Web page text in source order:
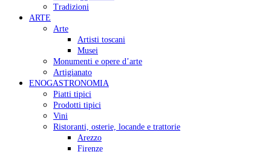
Tradizioni
ARTE
Arte
Artisti toscani
Musei
Monumenti e opere d’arte
Artigianato
ENOGASTRONOMIA
Piatti tipici
Prodotti tipici
Vini
Ristoranti, osterie, locande e trattorie
Arezzo
Firenze